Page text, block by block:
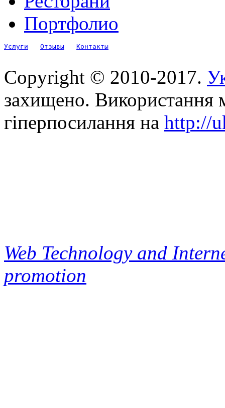
Портфолио
Услуги Отзывы Контакты
Copyright © 2010-2017.
захищено. Використання
гіперпосилання на http://
Web Technology and
promotion